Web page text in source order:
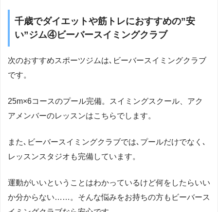
千歳でダイエットや筋トレにおすすめの”安
い”ジム④ビーバースイミングクラブ
次のおすすめスポーツジムは､ビーバースイミングクラブ
です。
25m×6コースのプール完備。スイミングスクール、アク
アメンバーのレッスンはこちらでします。
また､ビーバースイミングクラブでは､プールだけでなく､
レッスンスタジオも完備しています。
運動がいいということはわかっているけど何をしたらいい
か分からない……。そんな悩みをお持ちの方もビーバース